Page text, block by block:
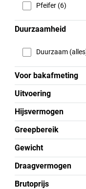
Pfeifer (6)
Duurzaamheid
Duurzaam
Voor bakafmeting
Uitvoering
Hijsvermogen
Greepbereik
Gewicht
Draagvermogen
Brutoprijs